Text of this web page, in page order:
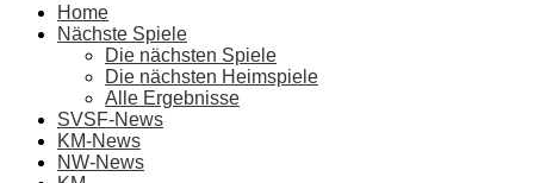
Home
Nächste Spiele
Die nächsten Spiele
Die nächsten Heimspiele
Alle Ergebnisse
SVSF-News
KM-News
NW-News